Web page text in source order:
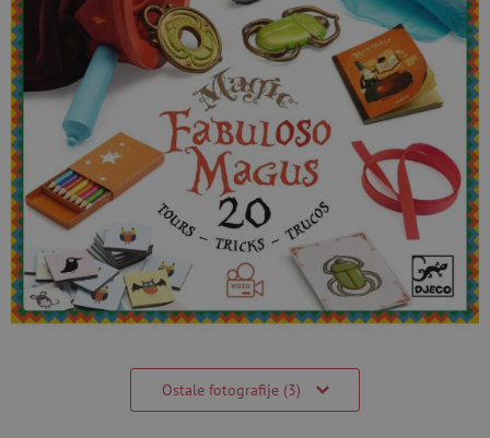
Ostale fotografije (3)